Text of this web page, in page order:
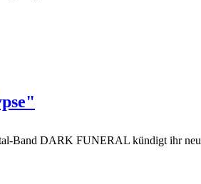
Band DARK FUNERAL kündigt ihr